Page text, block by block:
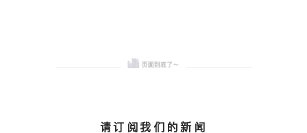
请订阅我们的新闻